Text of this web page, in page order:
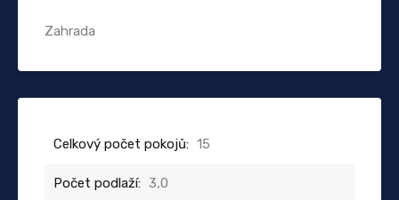
Zahrada
Celkový počet pokojů: 15
Počet podlaží: 3,0